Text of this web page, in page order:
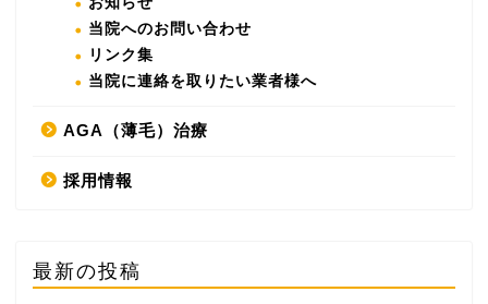
当院へのお問い合わせ
リンク集
当院に連絡を取りたい業者様へ
AGA（薄毛）治療
採用情報
最新の投稿